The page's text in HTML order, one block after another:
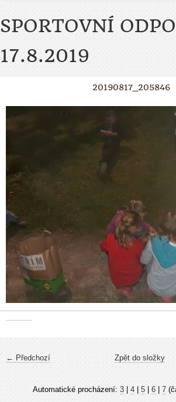
SPORTOVNÍ
17.8.2019
20190817_205846
← Předchozí Zpět do složky
Automatické procházení: 3 4 5 6 7